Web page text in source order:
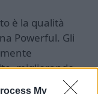
My
è la qualità
Powerful. Gli
migliorando
la definizione